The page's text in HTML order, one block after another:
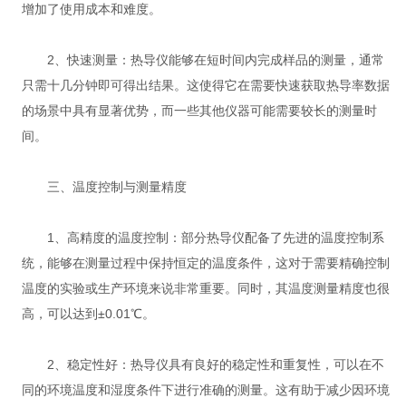
增加了使用成本和难度。
2、快速测量：热导仪能够在短时间内完成样品的测量，通常
只需十几分钟即可得出结果。这使得它在需要快速获取热导率数据
的场景中具有显著优势，而一些其他仪器可能需要较长的测量时
间。
三、温度控制与测量精度
1、高精度的温度控制：部分热导仪配备了先进的温度控制系
统，能够在测量过程中保持恒定的温度条件，这对于需要精确控制
温度的实验或生产环境来说非常重要。同时，其温度测量精度也很
高，可以达到±0.01℃。
2、稳定性好：热导仪具有良好的稳定性和重复性，可以在不
同的环境温度和湿度条件下进行准确的测量。这有助于减少因环境